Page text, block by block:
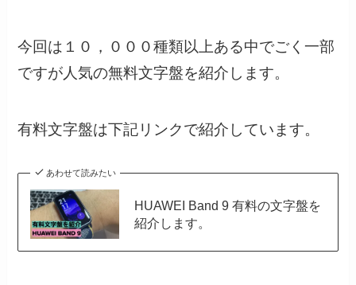
今回は１０，０００種類以上ある中でごく一部
ですが人気の無料文字盤を紹介します。
有料文字盤は下記リンクで紹介しています。
あわせて読みたい
HUAWEI Band 9 有料の文字盤を
紹介します。